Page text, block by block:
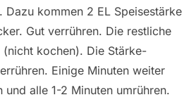
Dazu kommen 2 EL Speisestärke
Gut verrühren. Die restliche
kochen). Die Stärke-
Einige Minuten weiter
und alle 1-2 Minuten umrühren.